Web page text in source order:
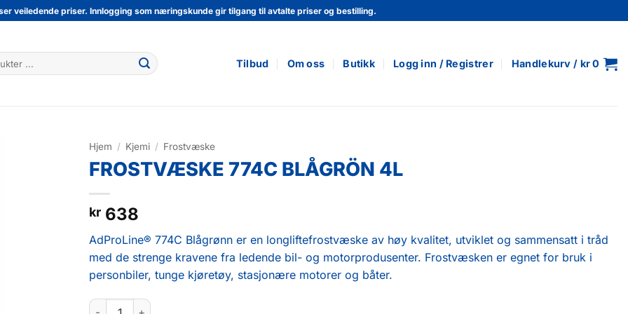
veiledende priser. Innlogging som næringskunde gir tilgang til avtalte priser og bestilling.
Tilbud Om oss Butikk Logg inn / Registrer Handlekurv / kr0
Hjem / Kjemi / Frostvæske
FROSTVÆSKE 774C BLÅGRÖN 4L
kr 638
AdProLine® 774C Blågrønn er en longliftefrostvæske av høy kvalitet, utviklet og sammensatt i tråd
med de strenge kravene fra ledende bil- og motorprodusenter. Frostvæsken er egnet for bruk i
personbiler, tunge kjøretøy, stasjonære motorer og båter.
FROSTVÆSKE 774C BLÅGRÖN 4L antall